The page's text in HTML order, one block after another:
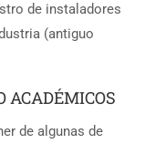
de instaladores
(antiguo
ACADÉMICOS
de algunas de